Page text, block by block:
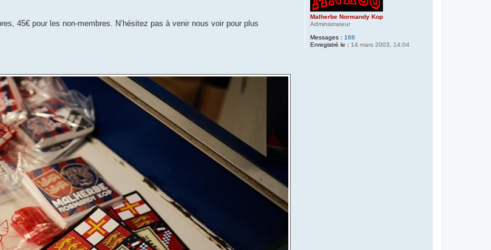
Malherbe Normandy Kop
Administrateur
Messages : 168
Enregistré le : 14 mars 2003, 14:04
45€ pour les non-membres. N’hésitez pas à venir nous voir pour plus